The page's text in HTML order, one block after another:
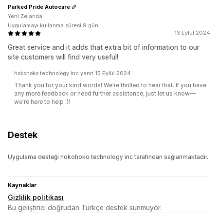
13 Eylül 2024
Great service and it adds that extra bit of information to our
site customers will find very useful!
Parked Pride Autocare
Yeni Zelanda
Uygulamayı kullanma süresi:9 gün
hokohoko technology inc yanıt 15 Eylül 2024
Thank you for your kind words! We're thrilled to hear that. If you have
any more feedback or need further assistance, just let us know—
we're here to help :)!
Destek
Uygulama desteği hokohoko technology inc tarafından sağlanmaktadır.
Kaynaklar
Gizlilik politikası
Bu geliştirici doğrudan Türkçe destek sunmuyor.